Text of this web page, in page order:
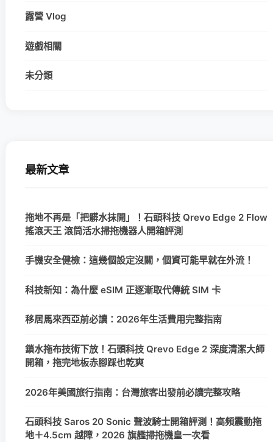
露營 Vlog
遊戲相關
未分類
最新文章
拖地不再是「把髒水抹開」！石頭科技 Qrevo Edge 2 Flow
搖滾天王 滾筒活水掃拖機器人開箱評測
手機安全健檢：這幾個設定沒關，個資可能早就在外流！
科技新知：為什麼 eSIM 正逐漸取代傳統 SIM 卡
移居馬來西亞前必讀：2026年生活費用完整指南
鎖水拖布技術下放！石頭科技 Qrevo Edge 2 深度清潔大師
開箱，拖完地板赤腳踩也乾爽
2026年美國旅行指南：台灣旅客出發前必讀完整攻略
石頭科技 Saros 20 Sonic 聲波騎士開箱評測！高頻震動拖
地＋4.5cm 越障，2026 旗艦掃拖機皇一次看